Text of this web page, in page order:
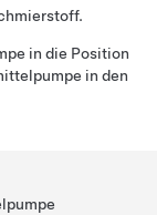
in die Position
in den